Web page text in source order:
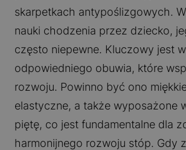
skarpetkach antypoślizgowych.
nauki chodzenia przez dziecko,
często niepewne. Kluczowy jest
odpowiedniego obuwia, które
rozwoju. Powinno być ono
elastyczne, a także wyposażone
piętę, co jest fundamentalne dla
harmonijnego rozwoju stóp. Gdy